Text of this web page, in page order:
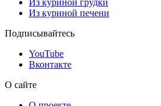
Из куриной грудки
Из куриной печени
Подписывайтесь
YouTube
Вконтакте
О сайте